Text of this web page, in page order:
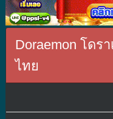
Doraemon โดร
ไทย